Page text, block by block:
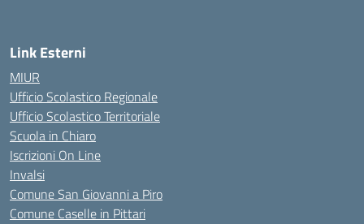
Link Esterni
MIUR
Ufficio Scolastico Regionale
Ufficio Scolastico Territoriale
Scuola in Chiaro
Iscrizioni On Line
Invalsi
Comune San Giovanni a Piro
Comune Caselle in Pittari